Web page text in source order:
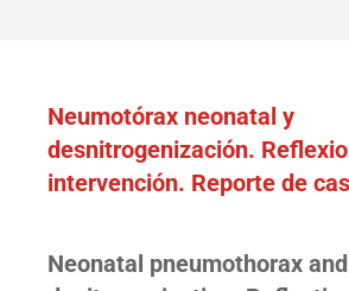
Neumotórax neonatal y
desnitrogenización.
intervención. Reporte de
Neonatal pneumothorax and